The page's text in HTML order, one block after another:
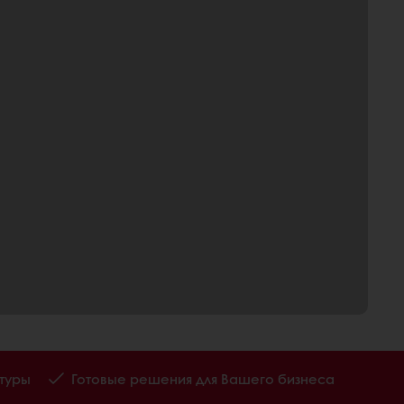
Готовые решения для Вашего бизнеса